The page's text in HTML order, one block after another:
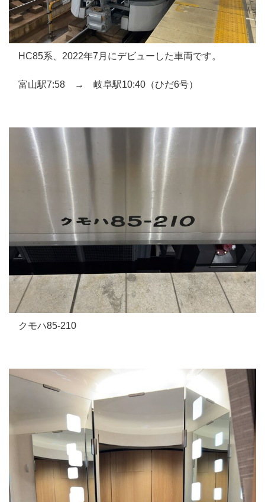
HC85系、2022年7月にデビューした車両です。
富山駅7:58 → 岐阜駅10:40（ひだ6号）
クモハ85-210